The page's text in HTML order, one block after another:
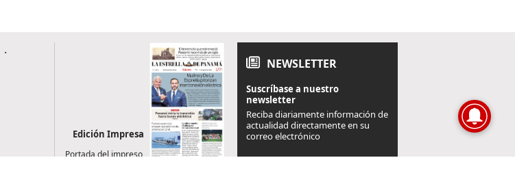
Edición Impresa
Portada del impreso
NEWSLETTER
Suscríbase a nuestro
newsletter
Reciba diariamente información de
actualidad directamente en su
correo electrónico